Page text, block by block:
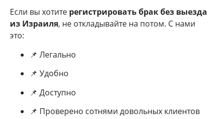
Если вы хотите регистрировать брак без выезда
из Израиля, не откладывайте на потом. С нами
это:
📌 Легально
📌 Удобно
📌 Доступно
📌 Проверено сотнями довольных клиентов